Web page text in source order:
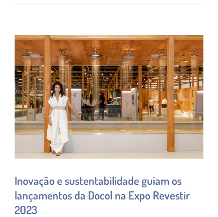
Inovação e sustentabilidade guiam os
lançamentos da Docol na Expo Revestir
2023